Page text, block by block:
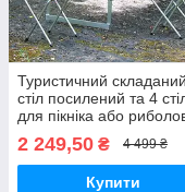
Туристичний складаний
стіл посилений та 4
для пікніка або
2 249,50 ₴ 4 499 ₴
Купити